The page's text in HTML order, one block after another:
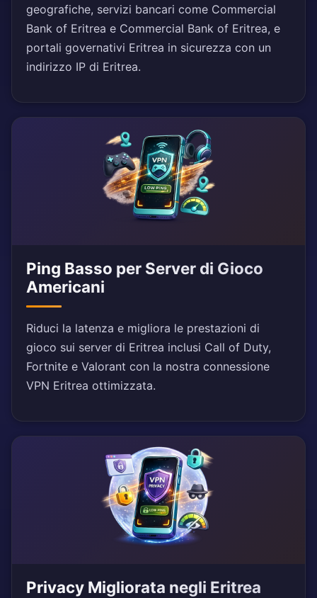
geografiche, servizi bancari come Commercial
Bank of Eritrea e Commercial Bank of Eritrea, e
portali governativi Eritrea in sicurezza con un
indirizzo IP di Eritrea.
Ping Basso per Server di Gioco
Americani
Riduci la latenza e migliora le prestazioni di
gioco sui server di Eritrea inclusi Call of Duty,
Fortnite e Valorant con la nostra connessione
VPN Eritrea ottimizzata.
Privacy Migliorata negli Eritrea